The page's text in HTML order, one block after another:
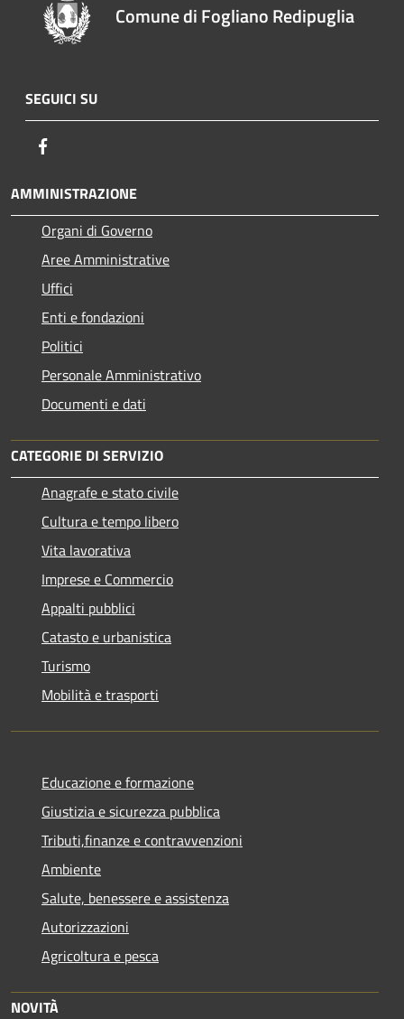
Comune di Fogliano Redipuglia
SEGUICI SU
AMMINISTRAZIONE
Organi di Governo
Aree Amministrative
Uffici
Enti e fondazioni
Politici
Personale Amministrativo
Documenti e dati
CATEGORIE DI SERVIZIO
Anagrafe e stato civile
Cultura e tempo libero
Vita lavorativa
Imprese e Commercio
Appalti pubblici
Catasto e urbanistica
Turismo
Mobilità e trasporti
Educazione e formazione
Giustizia e sicurezza pubblica
Tributi,finanze e contravvenzioni
Ambiente
Salute, benessere e assistenza
Autorizzazioni
Agricoltura e pesca
NOVITÀ